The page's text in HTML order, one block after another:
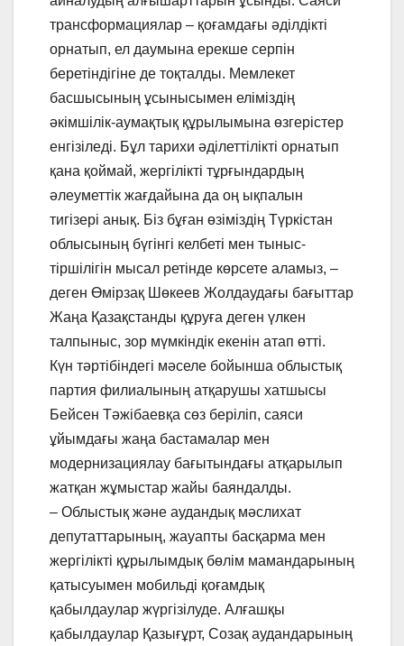
трансформациялар – қоғамдағы әділдікті
орнатып, ел даумына ерекше серпін
беретіндігіне де тоқталды. Мемлекет
басшысының ұсынысымен еліміздің
әкімшілік-аумақтық құрылымына өзгерістер
енгізіледі. Бұл тарихи әділеттілікті орнатып
қана қоймай, жергілікті тұрғындардың
әлеуметтік жағдайына да оң ықпалын
тигізері анық. Біз бұған өзіміздің Түркістан
облысының бүгінгі келбеті мен тыныс-
тіршілігін мысал ретінде көрсете аламыз, –
деген Өмірзақ Шөкеев Жолдаудағы бағыттар
Жаңа Қазақстанды құруға деген үлкен
талпыныс, зор мүмкіндік екенін атап өтті.
Күн тәртібіндегі мәселе бойынша облыстық
партия филиалының атқарушы хатшысы
Бейсен Тәжібаевқа сөз беріліп, саяси
ұйымдағы жаңа бастамалар мен
модернизациялау бағытындағы атқарылып
жатқан жұмыстар жайы баяндалды.
– Облыстық және аудандық мәслихат
депутаттарының, жауапты басқарма мен
жергілікті құрылымдық бөлім мамандарының
қатысуымен мобильді қоғамдық
қабылдаулар жүргізілуде. Алғашқы
қабылдаулар Қазығұрт, Созақ аудандарының